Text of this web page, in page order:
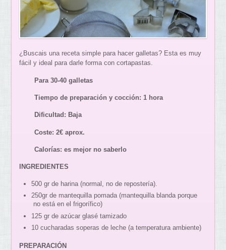
¿Buscais una receta simple para hacer galletas? Esta es muy
fácil y ideal para darle forma con cortapastas.
Para 30-40 galletas
Tiempo de preparación y cocción: 1 hora
Dificultad: Baja
Coste: 2€ aprox.
Calorías: es mejor no saberlo
INGREDIENTES
500 gr de harina (normal, no de repostería).
250gr de mantequilla pomada (mantequilla blanda porque
no está en el frigorífico)
125 gr de azúcar glasé tamizado
10 cucharadas soperas de leche (a temperatura ambiente)
PREPARACIÓN